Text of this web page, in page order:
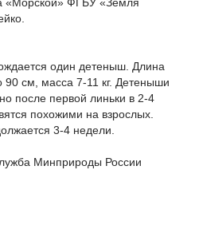
один детеныш. Длина
см, масса 7-11 кг. Детеныши
после первой линьки в 2-4
похожими на взрослых.
3-4 недели.
Минприроды России